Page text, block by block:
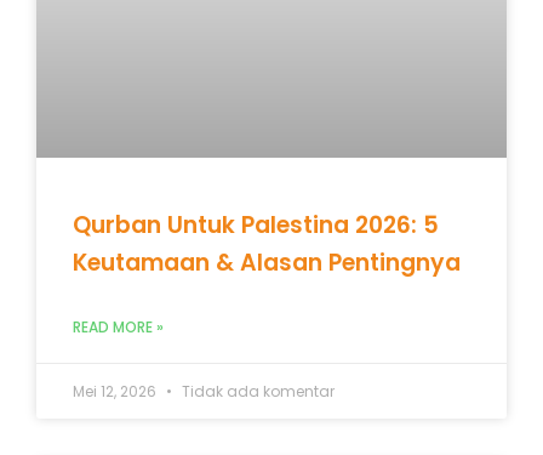
Qurban Untuk Palestina 2026: 5
Keutamaan & Alasan Pentingnya
READ MORE »
Mei 12, 2026 Tidak ada komentar